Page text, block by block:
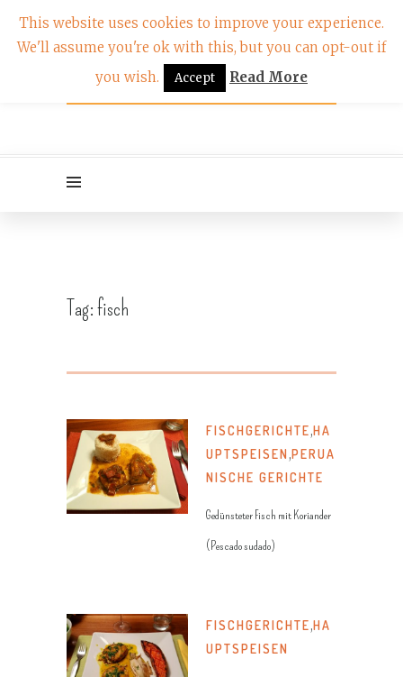
Tag:fisch
FISCHGERICHTE,HA
UPTSPEISEN,PERUA
NISCHE GERICHTE
Gedünsteter Fisch mit Koriander
(Pescado sudado)
FISCHGERICHTE,HA
UPTSPEISEN
This website uses cookies to improve your experience.
We'll assume you're ok with this, but you can opt-out if
you wish.
Accept Read More